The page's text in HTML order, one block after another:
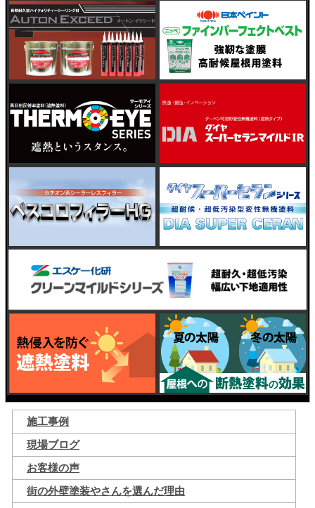
施工事例
現場ブログ
お客様の声
街の外壁塗装やさんを選んだ理由